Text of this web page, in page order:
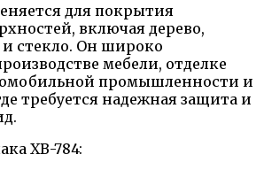
для покрытия
включая дерево,
и стекло. Он широко
мебели, отделке
промышленности и
требуется надежная защита и
ХВ-784: